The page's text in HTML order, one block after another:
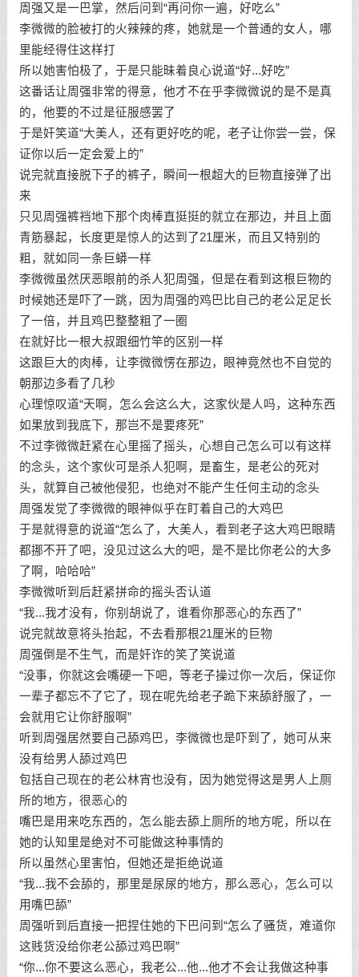
周强又是一巴掌，然后问到“再问你一遍，好吃么”
李微微的脸被打的火辣辣的疼，她就是一个普通的女人，哪
里能经得住这样打
所以她害怕极了，于是只能昧着良心说道“好...好吃”
这番话让周强非常的得意，他才不在乎李微微说的是不是真
的，他要的不过是征服感罢了
于是奸笑道“大美人，还有更好吃的呢，老子让你尝一尝，保
证你以后一定会爱上的”
说完就直接脱下子的裤子，瞬间一根超大的巨物直接弹了出
来
只见周强裤裆地下那个肉棒直挺挺的就立在那边，并且上面
青筋暴起，长度更是惊人的达到了21厘米，而且又特别的
粗，就如同一条巨蟒一样
李微微虽然厌恶眼前的杀人犯周强，但是在看到这根巨物的
时候她还是吓了一跳，因为周强的鸡巴比自己的老公足足长
了一倍，并且鸡巴整整粗了一圈
在就好比一根大叔跟细竹竿的区别一样
这跟巨大的肉棒，让李微微愣在那边，眼神竟然也不自觉的
朝那边多看了几秒
心理惊叹道“天啊，怎么会这么大，这家伙是人吗，这种东西
如果放到我底下，那岂不是要疼死”
不过李微微赶紧在心里摇了摇头，心想自己怎么可以有这样
的念头，这个家伙可是杀人犯啊，是畜生，是老公的死对
头，就算自己被他侵犯，也绝对不能产生任何主动的念头
周强发觉了李微微的眼神似乎在盯着自己的大鸡巴
于是就得意的说道“怎么了，大美人，看到老子这大鸡巴眼睛
都挪不开了吧，没见过这么大的吧，是不是比你老公的大多
了啊，哈哈哈”
李微微听到后赶紧拼命的摇头否认道
“我...我才没有，你别胡说了，谁看你那恶心的东西了”
说完就故意将头抬起，不去看那根21厘米的巨物
周强倒是不生气，而是奸诈的笑了笑说道
“没事，你就这会嘴硬一下吧，等老子操过你一次后，保证你
一辈子都忘不了它了，现在呢先给老子跪下来舔舒服了，一
会就用它让你舒服啊”
听到周强居然要自己舔鸡巴，李微微也是吓到了，她可从来
没有给男人舔过鸡巴
包括自己现在的老公林宵也没有，因为她觉得这是男人上厕
所的地方，很恶心的
嘴巴是用来吃东西的，怎么能去舔上厕所的地方呢，所以在
她的认知里是绝对不可能做这种事情的
所以虽然心里害怕，但她还是拒绝说道
“我...我不会舔的，那里是尿尿的地方，那么恶心，怎么可以
用嘴巴舔”
周强听到后直接一把捏住她的下巴问到“怎么了骚货，难道你
这贱货没给你老公舔过鸡巴啊”
“你...你不要这么恶心，我老公...他...他才不会让我做这种事